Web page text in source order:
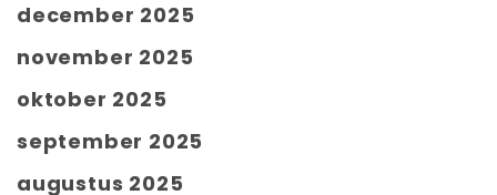
december 2025
november 2025
oktober 2025
september 2025
augustus 2025